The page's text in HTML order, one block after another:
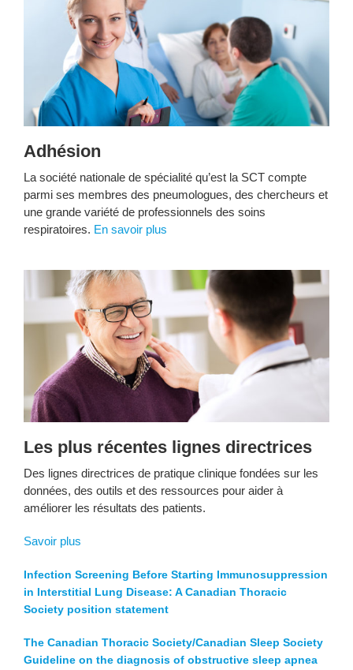
Adhésion
La société nationale de spécialité qu’est la SCT compte
parmi ses membres des pneumologues, des chercheurs et
une grande variété de professionnels des soins
respiratoires. En savoir plus
Les plus récentes lignes directrices
Des lignes directrices de pratique clinique fondées sur les
données, des outils et des ressources pour aider à
améliorer les résultats des patients.
Savoir plus
Infection Screening Before Starting Immunosuppression
in Interstitial Lung Disease: A Canadian Thoracic
Society position statement
The Canadian Thoracic Society/Canadian Sleep Society
Guideline on the diagnosis of obstructive sleep apnea